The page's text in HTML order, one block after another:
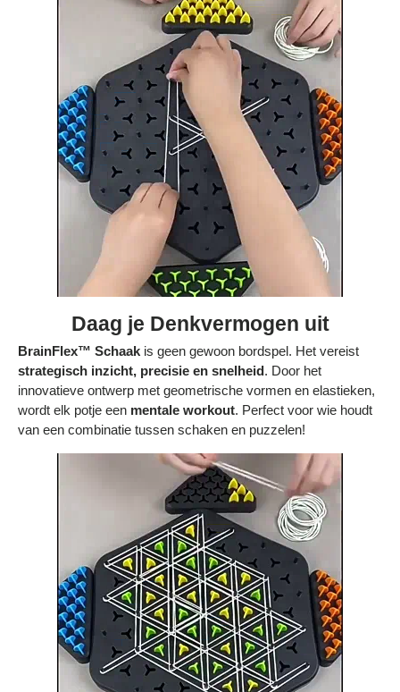
Betaalmogelijkheden
Bestelling herroepen
Ruilen en retourneren
Bestellingen & levering
Algemene voorwaarden
Wij steunen KWF, doe je mee?
Daag je Denkvermogen uit
BrainFlex™ Schaak is geen gewoon bordspel. Het vereist
strategisch inzicht, precisie en snelheid. Door het
innovatieve ontwerp met geometrische vormen en elastieken,
wordt elk potje een mentale workout. Perfect voor wie houdt
van een combinatie tussen schaken en puzzelen!